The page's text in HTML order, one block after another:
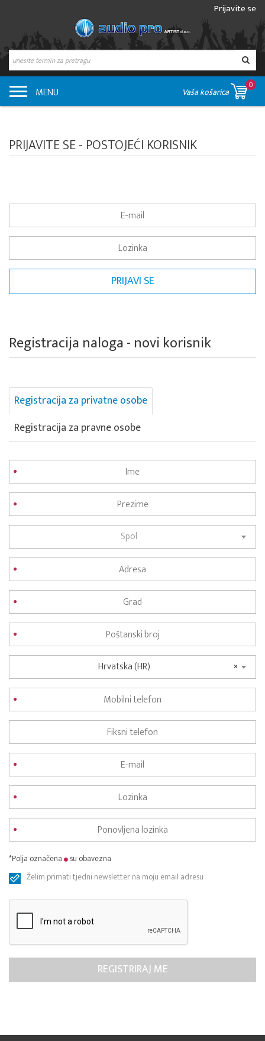
Prijavite se
MENU Vaša košarica
0
PRIJAVITE SE - POSTOJEĆI KORISNIK
Registracija naloga - novi korisnik
Registracija za privatne osobe
Registracija za pravne osobe
Spol
×
Hrvatska (HR)
*Polja označena
su obavezna
Želim primati tjedni newsletter na moju email adresu